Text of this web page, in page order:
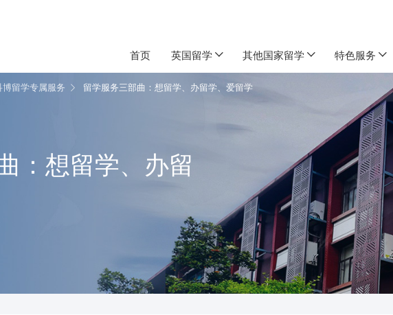
首页 英国留学 其他国家留学 特色服务
博留学专属服务 留学服务三部曲：想留学、办留学、爱留学
：想留学、办留